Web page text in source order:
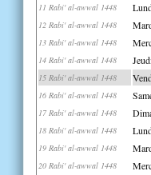
11 Rabi' al-awwal 1448
12 Rabi' al-awwal 1448
13 Rabi' al-awwal 1448
14 Rabi' al-awwal 1448
15 Rabi' al-awwal 1448
16 Rabi' al-awwal 1448
17 Rabi' al-awwal 1448
18 Rabi' al-awwal 1448
19 Rabi' al-awwal 1448
20 Rabi' al-awwal 1448